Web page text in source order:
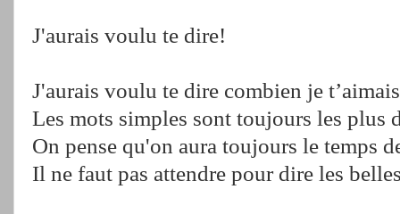
J'aurais voulu te dire!
J'aurais voulu te dire combien je
Les mots simples sont toujours les plus
On pense qu'on aura toujours le temps
Il ne faut pas attendre pour dire les